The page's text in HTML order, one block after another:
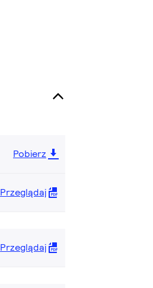
Pobierz
Przeglądaj
Przeglądaj